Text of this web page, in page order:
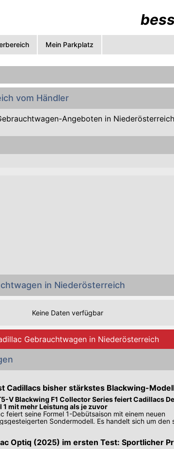
Mein Parkplatz
vom Händler
Angeboten in
in Niederösterreich
Keine Daten verfügbar
Gebrauchtwagen in Niederösterreich
Cadillacs bisher stärkstes Blackwing-
V Blackwing F1 Collector Series feiert Cadillacs
1 mit mehr Leistung als je zuvor
feiert seine Formel 1-Debütsaison mit einem neuen
Sondermodell. Es handelt sich um den
Optiq (2025) im ersten Test: Sportlicher